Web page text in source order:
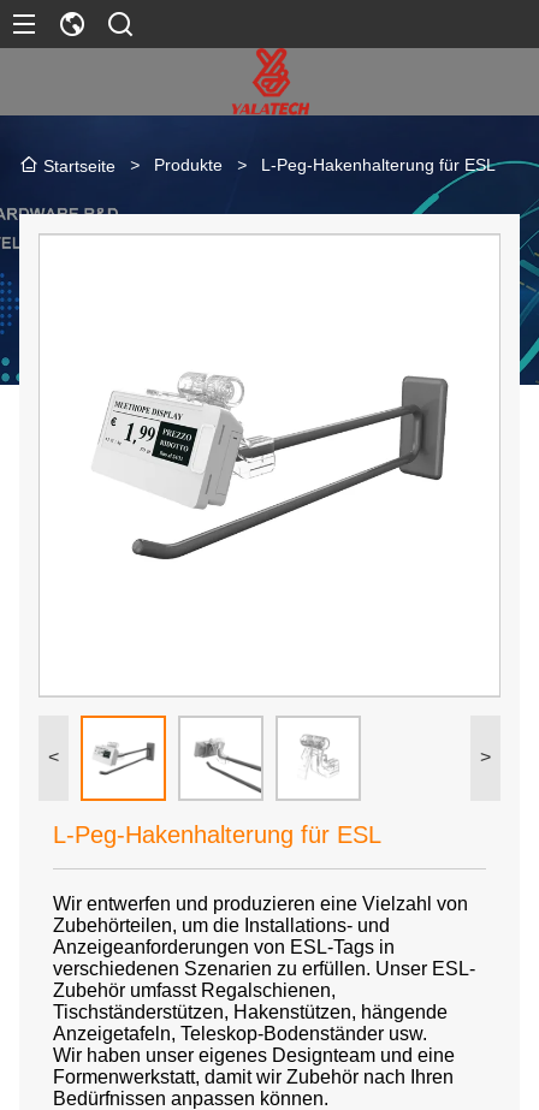
Startseite > Produkte > L-Peg-Hakenhalterung für ESL
< >
L-Peg-Hakenhalterung für ESL
Wir entwerfen und produzieren eine Vielzahl von
Zubehörteilen, um die Installations- und
Anzeigeanforderungen von ESL-Tags in
verschiedenen Szenarien zu erfüllen. Unser ESL-
Zubehör umfasst Regalschienen,
Tischständerstützen, Hakenstützen, hängende
Anzeigetafeln, Teleskop-Bodenständer usw.
Wir haben unser eigenes Designteam und eine
Formenwerkstatt, damit wir Zubehör nach Ihren
Bedürfnissen anpassen können.